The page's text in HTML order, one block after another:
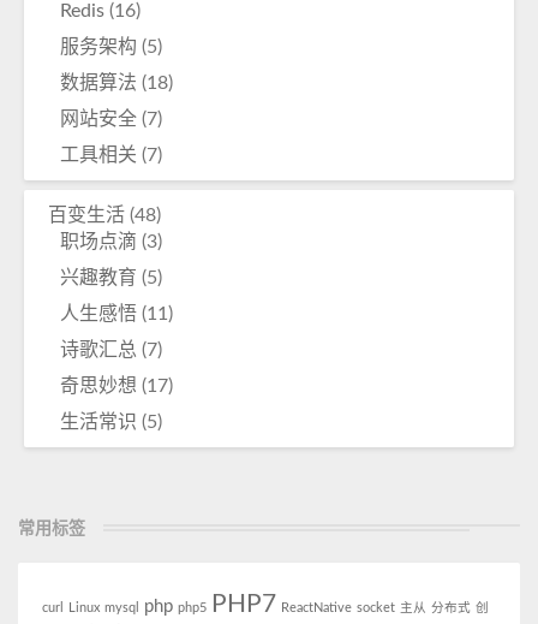
Redis (16)
服务架构 (5)
数据算法 (18)
网站安全 (7)
工具相关 (7)
百变生活 (48)
职场点滴 (3)
兴趣教育 (5)
人生感悟 (11)
诗歌汇总 (7)
奇思妙想 (17)
生活常识 (5)
常用标签
curl Linux mysql php php5 PHP7 ReactNative socket 主从 分布式 创